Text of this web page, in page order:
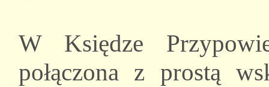
W Księdze
połączona z prostą